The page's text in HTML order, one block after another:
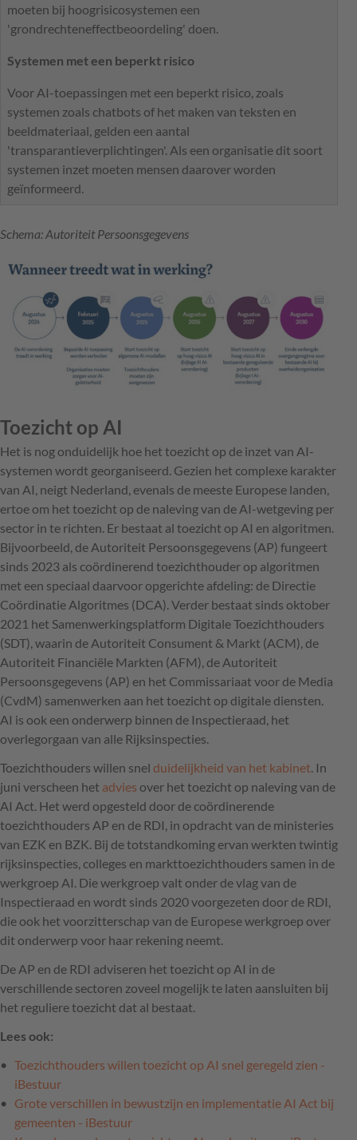
moeten bij hoogrisicosystemen een
'grondrechteneffectbeoordeling' doen.
Systemen met een beperkt risico
Voor AI-toepassingen met een beperkt risico, zoals
systemen zoals chatbots of het maken van teksten en
beeldmateriaal, gelden een aantal
'transparantieverplichtingen'. Als een organisatie dit soort
systemen inzet moeten mensen daarover worden
geïnformeerd.
Schema: Autoriteit Persoonsgegevens
Toezicht op AI
Het is nog onduidelijk hoe het toezicht op de inzet van AI-
systemen wordt georganiseerd. Gezien het complexe karakter
van AI, neigt Nederland, evenals de meeste Europese landen,
ertoe om het toezicht op de naleving van de AI-wetgeving per
sector in te richten. Er bestaat al toezicht op AI en algoritmen.
Bijvoorbeeld, de Autoriteit Persoonsgegevens (AP) fungeert
sinds 2023 als coördinerend toezichthouder op algoritmen
met een speciaal daarvoor opgerichte afdeling: de Directie
Coördinatie Algoritmes (DCA). Verder bestaat sinds oktober
2021 het Samenwerkingsplatform Digitale Toezichthouders
(SDT), waarin de Autoriteit Consument & Markt (ACM), de
Autoriteit Financiële Markten (AFM), de Autoriteit
Persoonsgegevens (AP) en het Commissariaat voor de Media
(CvdM) samenwerken aan het toezicht op digitale diensten.
AI is ook een onderwerp binnen de Inspectieraad, het
overlegorgaan van alle Rijksinspecties.
Toezichthouders willen snel duidelijkheid van het kabinet. In
juni verscheen het advies over het toezicht op naleving van de
AI Act. Het werd opgesteld door de coördinerende
toezichthouders AP en de RDI, in opdracht van de ministeries
van EZK en BZK. Bij de totstandkoming ervan werkten twintig
rijksinspecties, colleges en markttoezichthouders samen in de
werkgroep AI. Die werkgroep valt onder de vlag van de
Inspectieraad en wordt sinds 2020 voorgezeten door de RDI,
die ook het voorzitterschap van de Europese werkgroep over
dit onderwerp voor haar rekening neemt.
De AP en de RDI adviseren het toezicht op AI in de
verschillende sectoren zoveel mogelijk te laten aansluiten bij
het reguliere toezicht dat al bestaat.
Lees ook:
Toezichthouders willen toezicht op AI snel geregeld zien -
iBestuur
Grote verschillen in bewustzijn en implementatie AI Act bij
gemeenten - iBestuur